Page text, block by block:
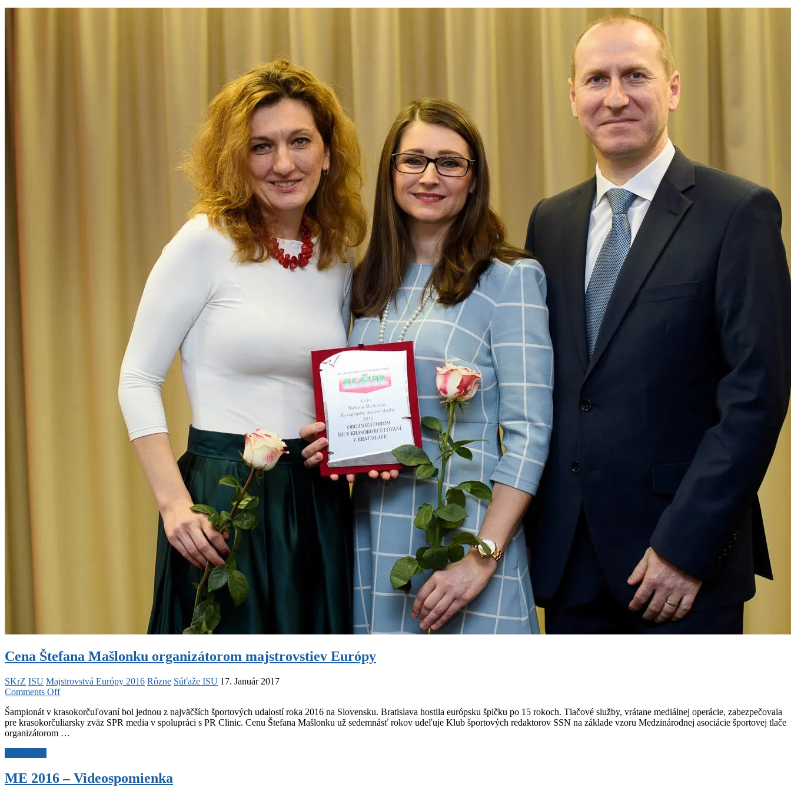
Cena Štefana Mašlonku organizátorom majstrovstiev Európy
SKrZ ISU Majstrovstvá Európy 2016 Rôzne Súťaže ISU 17. Január 2017
Comments Offon
Štefana
Mašlonku
organizátorom
Šampionát v krasokorčuľovaní bol jednou z najväčších športových udalostí roka 2016 na Slovensku. Bratislava hostila európsku špičku po 15 rokoch. Tlačové služby, vrátane mediálnej operácie, zabezpečovala
pre krasokorčuliarsky zväz SPR media v spolupráci s PR Clinic. Cenu Štefana Mašlonku už sedemnásť rokov udeľuje Klub športových redaktorov SSN na základe vzoru Medzinárodnej asociácie športovej tlače
organizátorom …
Mašlonku
organizátorom
ME 2016 – Videospomienka